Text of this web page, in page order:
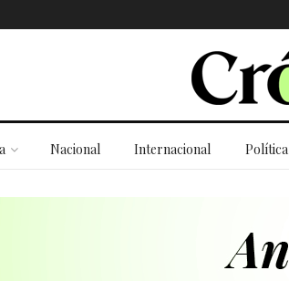
Nacional Internacional Política